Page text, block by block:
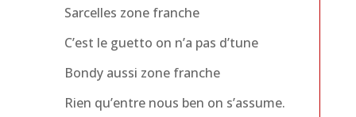
Sarcelles zone franche
C’est le guetto on n’a pas d’tune
Bondy aussi zone franche
Rien qu’entre nous ben on s’assume.